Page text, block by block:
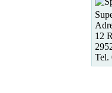
12
Tel.